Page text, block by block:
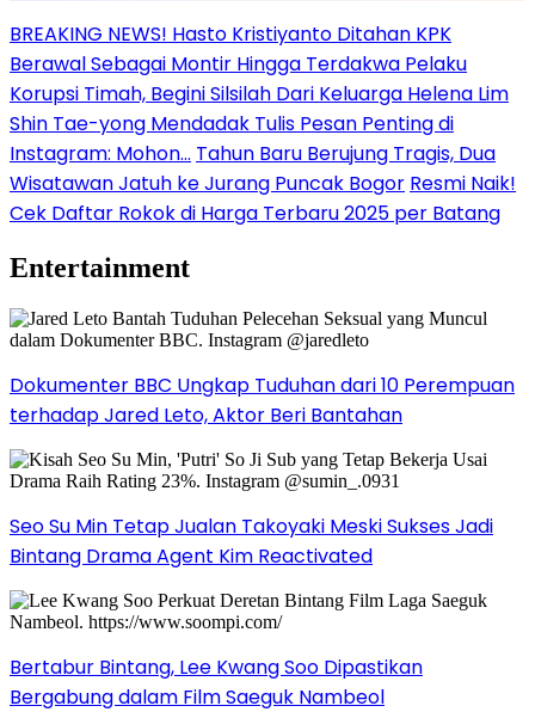
BREAKING NEWS! Hasto Kristiyanto Ditahan KPK
Berawal Sebagai Montir Hingga Terdakwa Pelaku
Korupsi Timah, Begini Silsilah Dari Keluarga Helena Lim
Shin Tae-yong Mendadak Tulis Pesan Penting di
Instagram: Mohon… Tahun Baru Berujung Tragis, Dua
Wisatawan Jatuh ke Jurang Puncak Bogor Resmi Naik!
Cek Daftar Rokok di Harga Terbaru 2025 per Batang
Entertainment
Dokumenter BBC Ungkap Tuduhan dari 10 Perempuan
terhadap Jared Leto, Aktor Beri Bantahan
Seo Su Min Tetap Jualan Takoyaki Meski Sukses Jadi
Bintang Drama Agent Kim Reactivated
Bertabur Bintang, Lee Kwang Soo Dipastikan
Bergabung dalam Film Saeguk Nambeol